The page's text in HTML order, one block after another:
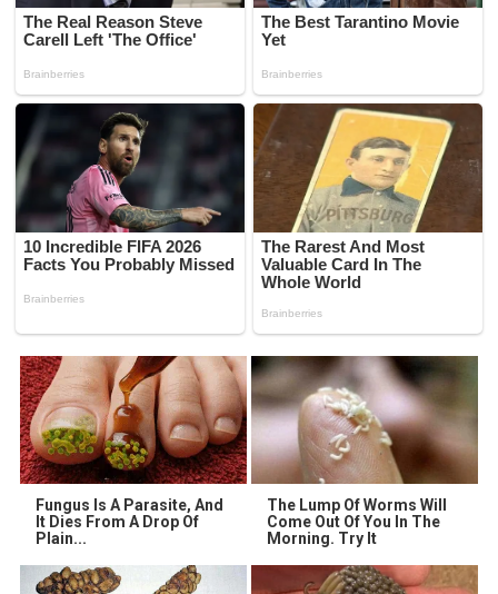
Fungus Is A Parasite, And
It Dies From A Drop Of
Plain...
The Lump Of Worms Will
Come Out Of You In The
Morning. Try It